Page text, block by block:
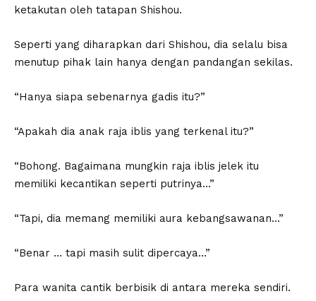
ketakutan oleh tatapan Shishou.
Seperti yang diharapkan dari Shishou, dia selalu bisa
menutup pihak lain hanya dengan pandangan sekilas.
“Hanya siapa sebenarnya gadis itu?”
“Apakah dia anak raja iblis yang terkenal itu?”
“Bohong. Bagaimana mungkin raja iblis jelek itu
memiliki kecantikan seperti putrinya…”
“Tapi, dia memang memiliki aura kebangsawanan…”
“Benar … tapi masih sulit dipercaya…”
Para wanita cantik berbisik di antara mereka sendiri.